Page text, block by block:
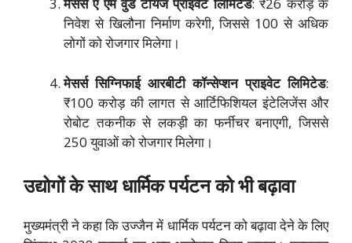
निवेश से खिलौना निर्माण करेगी, जिससे 100 से अधिक
लोगों को रोजगार मिलेगा।
मेसर्स सिग्निफाई आरबीटी कॉन्सेप्शन प्राइवेट लिमिटेड:
₹100 करोड़ की लागत से आर्टिफिशियल इंटेलिजेंस और
रोबोट तकनीक से लकड़ी का फर्नीचर बनाएगी, जिससे
250 युवाओं को रोजगार मिलेगा।
उद्योगों के साथ धार्मिक पर्यटन को भी बढ़ावा
मुख्यमंत्री ने कहा कि उज्जैन में धार्मिक पर्यटन को बढ़ावा देने के लिए